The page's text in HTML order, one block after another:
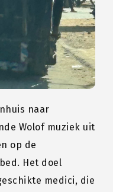
naar
Wolof muziek uit
op de
Het doel
medici, die